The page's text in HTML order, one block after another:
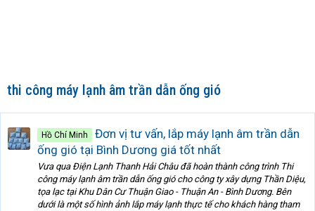
thi công máy lạnh âm trần dẫn ống gió
Hồ Chí Minh
Đơn vị tư vấn, lắp máy lạnh âm trần dẫn
ống gió tại Bình Dương giá tốt nhất
Vưa qua Điện Lạnh Thanh Hải Châu đã hoàn thành công trình Thi
công máy lạnh âm trần dẫn ống gió cho công ty xây dựng Thần Diệu,
tọa lạc tại Khu Dân Cư Thuận Giao - Thuận An - Bình Dương. Bên
dưới là một số hình ảnh lắp máy lạnh thực tế cho khách hàng tham